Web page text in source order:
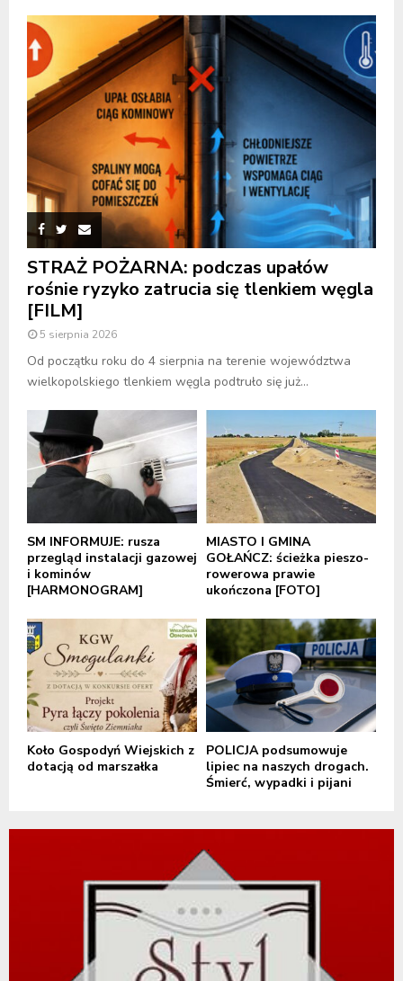
STRAŻ POŻARNA: podczas upałów
rośnie ryzyko zatrucia się tlenkiem węgla
[FILM]
5 sierpnia 2026
Od początku roku do 4 sierpnia na terenie województwa
wielkopolskiego tlenkiem węgla podtruło się już...
SM INFORMUJE: rusza
przegląd instalacji gazowej
i kominów
[HARMONOGRAM]
MIASTO I GMINA
GOŁAŃCZ: ścieżka pieszo-
rowerowa prawie
ukończona [FOTO]
Koło Gospodyń Wiejskich z
dotacją od marszałka
POLICJA podsumowuje
lipiec na naszych drogach.
Śmierć, wypadki i pijani